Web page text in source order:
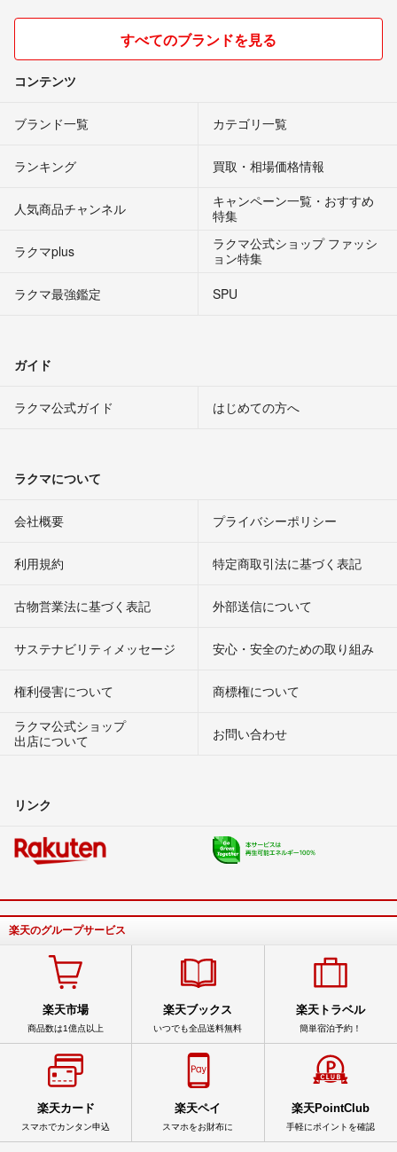
すべてのブランドを見る
コンテンツ
ブランド一覧 カテゴリ一覧
ランキング 買取・相場価格情報
人気商品チャンネル
キャンペーン一覧・おすすめ
特集
ラクマplus
ラクマ公式ショップ ファッシ
ョン特集
ラクマ最強鑑定
SPU
ガイド
ラクマ公式ガイド はじめての方へ
ラクマについて
会社概要 プライバシーポリシー
利用規約 特定商取引法に基づく表記
古物営業法に基づく表記 外部送信について
サステナビリティメッセージ 安心・安全のための取り組み
権利侵害について
商標権について
ラクマ公式ショップ
出店について
お問い合わせ
リンク
楽天のグループサービス
楽天市場
商品数は1億点以上
楽天ブックス
いつでも全品送料無料
楽天トラベル
簡単宿泊予約！
楽天カード
スマホでカンタン申込
楽天ペイ
スマホをお財布に
楽天PointClub
手軽にポイントを確認